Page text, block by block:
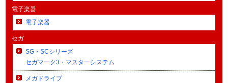
電子楽器
電子楽器
セガ
SG・SCシリーズ
セガマーク3・マスターシステム
メガドライブ